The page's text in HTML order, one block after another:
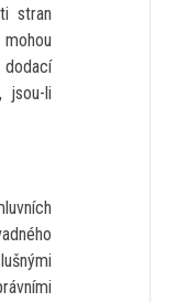
stran
jsou-li